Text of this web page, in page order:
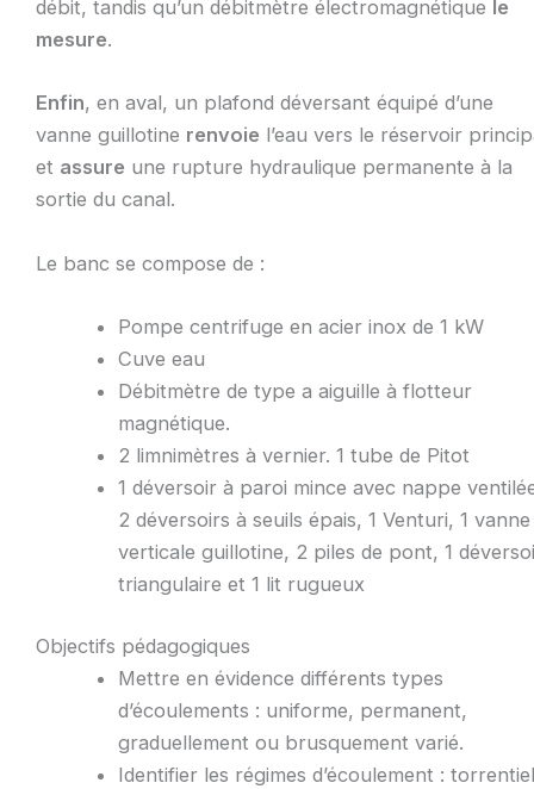
débit, tandis qu’un débitmètre électromagnétique le
mesure.
Enfin, en aval, un plafond déversant équipé d’une
vanne guillotine renvoie l’eau vers le réservoir
et assure une rupture hydraulique permanente à la
sortie du canal.
Le banc se compose de :
Pompe centrifuge en acier inox de 1 kW
Cuve eau
Débitmètre de type a aiguille à flotteur
magnétique.
2 limnimètres à vernier. 1 tube de Pitot
1 déversoir à paroi mince avec nappe
2 déversoirs à seuils épais, 1 Venturi, 1 vanne
verticale guillotine, 2 piles de pont, 1
triangulaire et 1 lit rugueux
Objectifs pédagogiques
Mettre en évidence différents types
d’écoulements : uniforme, permanent,
graduellement ou brusquement varié.
Identifier les régimes d’écoulement :